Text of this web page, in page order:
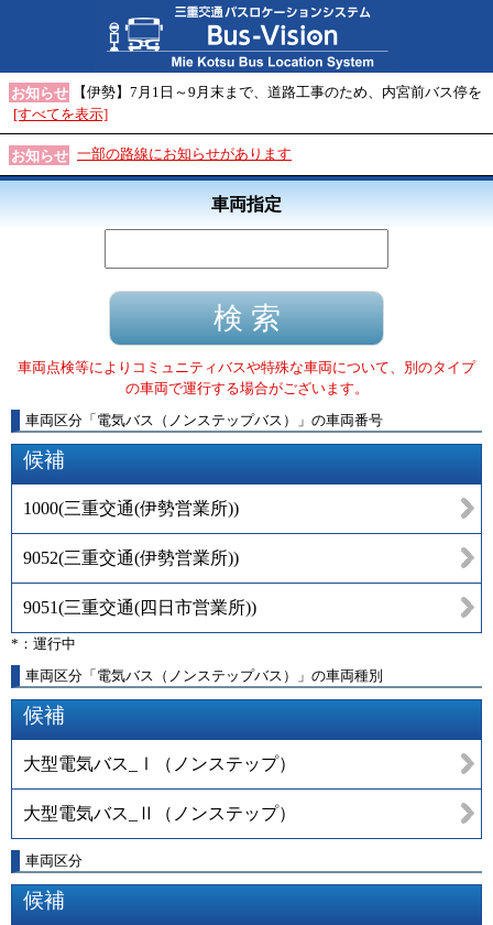
お知らせ
【伊勢】7月1日～9月末まで、道路工事のため、内宮前バス停を
[すべてを表示]
お知らせ 一部の路線にお知らせがあります
車両指定
車両点検等によりコミュニティバスや特殊な車両について、別のタイプ
の車両で運行する場合がございます。
車両区分 「 電気バス（ノンステップバス） 」 の車両番号
候補
1000(三重交通(伊勢営業所))
9052(三重交通(伊勢営業所))
9051(三重交通(四日市営業所))
*：運行中
車両区分「電気バス（ノンステップバス）」の車両種別
候補
大型電気バス_Ⅰ（ノンステップ）
大型電気バス_Ⅱ（ノンステップ）
車両区分
候補